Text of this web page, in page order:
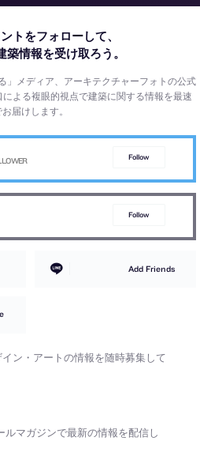
トをフォローして、
築情報を受け取ろう。
」メディア、アーキテクチャーフォトの公式
による複眼的視点で建築に関する情報を最速
届けします。
Follow
Follow
Add Friends
ン・アートの情報を随時募集して
ルマガジンで最新の情報を配信し